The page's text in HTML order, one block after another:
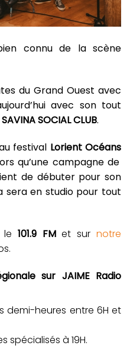
connu de la scène
du Grand Ouest avec
avec son tout
SAVINA SOCIAL CLUB.
festival Lorient Océans
qu’une campagne de
de débuter pour son
sera en studio pour tout
101.9 FMet surnotre
sur JAIME Radio
demi-heures entre 6H et
spécialisés à 19H.